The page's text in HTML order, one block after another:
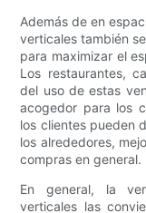
Además de en
verticales también
para maximizar el
Los restaurantes,
del uso de estas
acogedor para los
los clientes pueden
los alrededores,
compras en general.
En general, la
verticales las